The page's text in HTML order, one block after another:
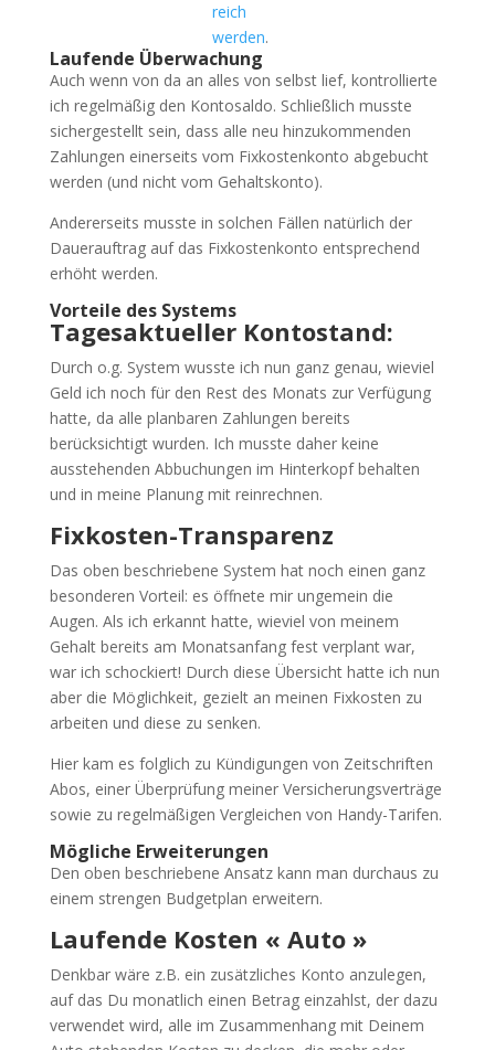
reich
werden.
Laufende Überwachung
Auch wenn von da an alles von selbst lief, kontrollierte
ich regelmäßig den Kontosaldo. Schließlich musste
sichergestellt sein, dass alle neu hinzukommenden
Zahlungen einerseits vom Fixkostenkonto abgebucht
werden (und nicht vom Gehaltskonto).
Andererseits musste in solchen Fällen natürlich der
Dauerauftrag auf das Fixkostenkonto entsprechend
erhöht werden.
Vorteile des Systems
Tagesaktueller Kontostand:
Durch o.g. System wusste ich nun ganz genau, wieviel
Geld ich noch für den Rest des Monats zur Verfügung
hatte, da alle planbaren Zahlungen bereits
berücksichtigt wurden. Ich musste daher keine
ausstehenden Abbuchungen im Hinterkopf behalten
und in meine Planung mit reinrechnen.
Fixkosten-Transparenz
Das oben beschriebene System hat noch einen ganz
besonderen Vorteil: es öffnete mir ungemein die
Augen. Als ich erkannt hatte, wieviel von meinem
Gehalt bereits am Monatsanfang fest verplant war,
war ich schockiert! Durch diese Übersicht hatte ich nun
aber die Möglichkeit, gezielt an meinen Fixkosten zu
arbeiten und diese zu senken.
Hier kam es folglich zu Kündigungen von Zeitschriften
Abos, einer Überprüfung meiner Versicherungsverträge
sowie zu regelmäßigen Vergleichen von Handy-Tarifen.
Mögliche Erweiterungen
Den oben beschriebene Ansatz kann man durchaus zu
einem strengen Budgetplan erweitern.
Laufende Kosten « Auto »
Denkbar wäre z.B. ein zusätzliches Konto anzulegen,
auf das Du monatlich einen Betrag einzahlst, der dazu
verwendet wird, alle im Zusammenhang mit Deinem